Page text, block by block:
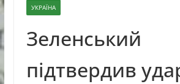
УКРАЇНА
Зеленський
підтвердив